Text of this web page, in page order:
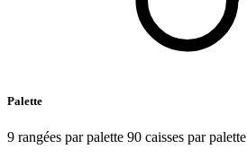
Palette
9 rangées par palette 90 caisses par palette